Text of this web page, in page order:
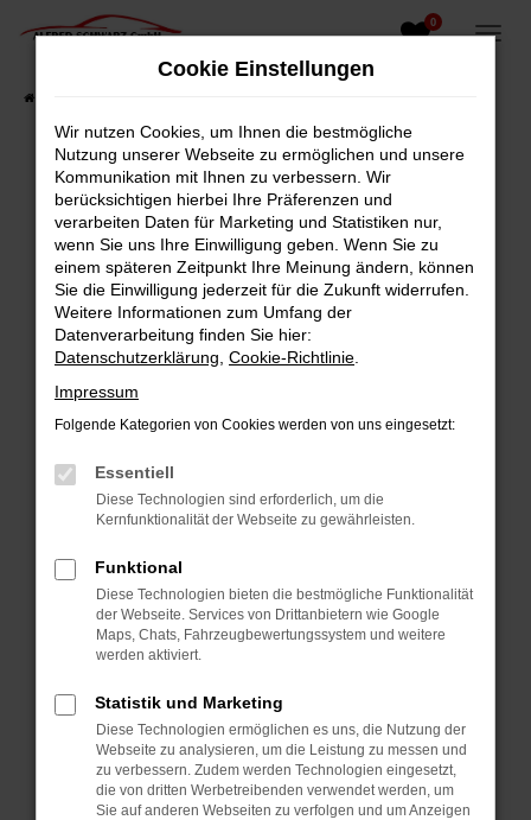
Zum
0
Fehler: Network Error
Beim Laden ist ein Fehler aufgetreten.
Hier sind ein paar Tipps, die dir helfen können:
Überprüfe deine Firewall und deine
Internetverbindung.
Laden andere Webseiten, zum Beispiel deine
Suchmaschine?
Prüfe deine Browsererweiterungen.
Manche Erweiterungen, wie Werbeblocker,
können das Laden bestimmter Seiten
verhindern. Funktioniert die Seite in einem
Fenster?
Starte dein Gerät neu.
Das kann manchmal helfen, vorübergehende
Probleme zu beheben.
Betriebssystem auf dem neuesten Stand
sind.
Veraltete Software birgt nicht nur ein
Sicherheitsrisiko, sondern kann auch dazu
Cookie Einstellungen
Wir nutzen Cookies, um Ihnen die bestmögliche
Nutzung unserer Webseite zu ermöglichen und unsere
Kommunikation mit Ihnen zu verbessern. Wir
berücksichtigen hierbei Ihre Präferenzen und
verarbeiten Daten für Marketing und Statistiken nur,
wenn Sie uns Ihre Einwilligung geben. Wenn Sie zu
einem späteren Zeitpunkt Ihre Meinung ändern, können
Sie die Einwilligung jederzeit für die Zukunft widerrufen.
Weitere Informationen zum Umfang der
Datenverarbeitung finden Sie hier:
Datenschutzerklärung Cookie-Richtlinie
Impressum
Folgende Kategorien von Cookies werden von uns eingesetzt:
Essentiell
Diese Technologien sind erforderlich, um die
Kernfunktionalität der Webseite zu gewährleisten.
Funktional
Diese Technologien bieten die bestmögliche Funktionalität
der Webseite. Services von Drittanbietern wie Google
Maps, Chats, Fahrzeugbewertungssystem und weitere
werden aktiviert.
Statistik und Marketing
Diese Technologien ermöglichen es uns, die Nutzung der
Webseite zu analysieren, um die Leistung zu messen und
zu verbessern. Zudem werden Technologien eingesetzt,
die von dritten Werbetreibenden verwendet werden, um
Sie auf anderen Webseiten zu verfolgen und um Anzeigen